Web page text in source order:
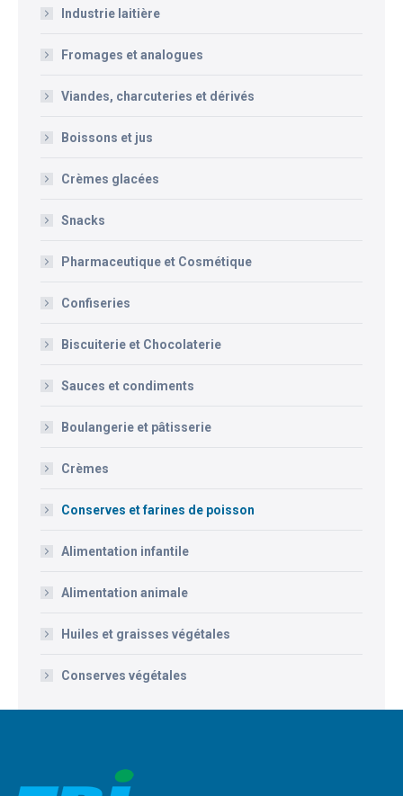
Industrie laitière
Fromages et analogues
Viandes, charcuteries et dérivés
Boissons et jus
Crèmes glacées
Snacks
Pharmaceutique et Cosmétique
Confiseries
Biscuiterie et Chocolaterie
Sauces et condiments
Boulangerie et pâtisserie
Crèmes
Conserves et farines de poisson
Alimentation infantile
Alimentation animale
Huiles et graisses végétales
Conserves végétales